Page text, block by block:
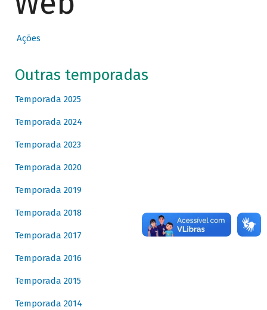
Ações
Outras temporadas
Temporada 2025
Temporada 2024
Temporada 2023
Temporada 2020
Temporada 2019
Temporada 2018
Temporada 2017
Temporada 2016
Temporada 2015
Temporada 2014